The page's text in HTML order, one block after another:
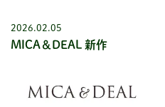
2026.02.05
MICA＆DEAL 新作